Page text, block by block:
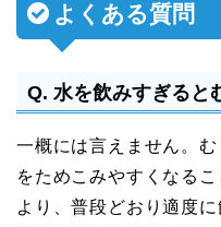
よくある質問
Q. 水を飲みすぎると
一概には言えません。
をためこみやすくなる
より、普段どおり適度